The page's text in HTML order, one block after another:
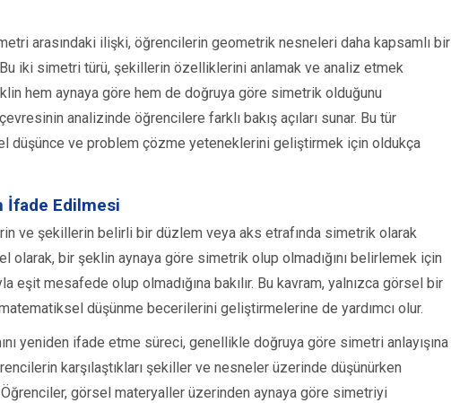
arasındaki ilişki, öğrencilerin geometrik nesneleri daha kapsamlı bir
iki simetri türü, şekillerin özelliklerini anlamak ve analiz etmek
hem aynaya göre hem de doğruya göre simetrik olduğunu
analizinde öğrencilere farklı bakış açıları sunar. Bu tür
düşünce ve problem çözme yeteneklerini geliştirmek için oldukça
İfade Edilmesi
ve şekillerin belirli bir düzlem veya aks etrafında simetrik olarak
bir şeklin aynaya göre simetrik olup olmadığını belirlemek için
eşit mesafede olup olmadığına bakılır. Bu kavram, yalnızca görsel bir
düşünme becerilerini geliştirmelerine de yardımcı olur.
yeniden ifade etme süreci, genellikle doğruya göre simetri anlayışına
karşılaştıkları şekiller ve nesneler üzerinde düşünürken
görsel materyaller üzerinden aynaya göre simetriyi